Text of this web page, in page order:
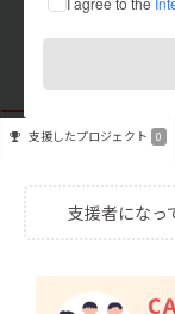
在住国：日本 現在
出身国：日本 出身
支援したプロジェクト 0
支援者になっ